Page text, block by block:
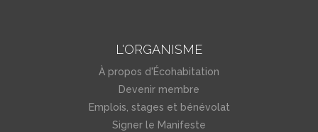
L'ORGANISME
À propos d'Écohabitation
Devenir membre
Emplois, stages et bénévolat
Signer le Manifeste